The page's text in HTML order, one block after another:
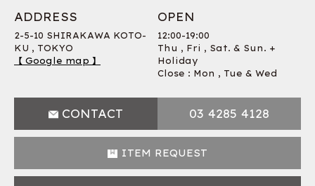
ADDRESS
2-5-10 SHIRAKAWA KOTO-
KU , TOKYO
【 Google map 】
OPEN
12:00-19:00
Thu , Fri , Sat. & Sun. +
Holiday
Close : Mon , Tue & Wed
CONTACT 03 4285 4128
ITEM REQUEST